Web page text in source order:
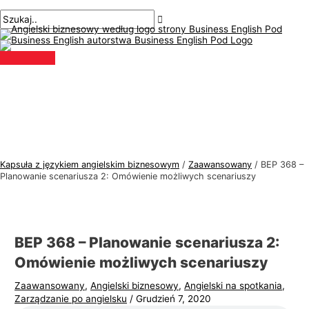
do
treści
główne
Kapsuła z językiem angielskim biznesowym / Zaawansowany / BEP 368 –
Planowanie scenariusza 2: Omówienie możliwych scenariuszy
BEP 368 – Planowanie scenariusza 2:
Omówienie możliwych scenariuszy
Zaawansowany,Angielski biznesowy,Angielski na spotkania,
Zarządzanie po angielsku /Grudzień 7, 2020
po
wpisach
tutaj..
mail*
T
e
m
a
ę
a
a
n
g
S
z
u
k